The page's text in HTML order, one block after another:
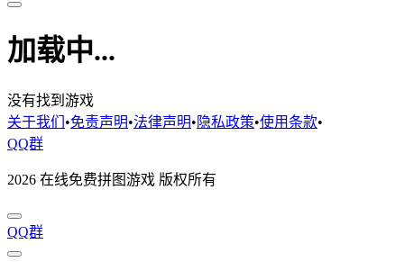
加载中...
没有找到游戏
关于我们 •免责声明•法律声明• 隐私政策•使用条款•
QQ群
2026 在线免费拼图游戏 版权所有
QQ群